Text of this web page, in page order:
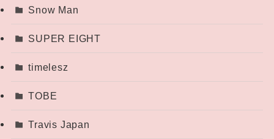
Snow Man
SUPER EIGHT
timelesz
TOBE
Travis Japan